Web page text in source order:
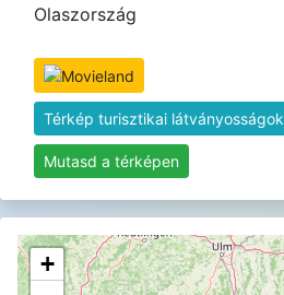
Olaszország
Térkép turisztikai látványosságok
Mutasd a térképen
+